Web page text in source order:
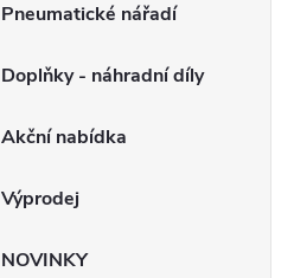
Pneumatické nářadí
Doplňky - náhradní díly
Akční nabídka
Výprodej
NOVINKY